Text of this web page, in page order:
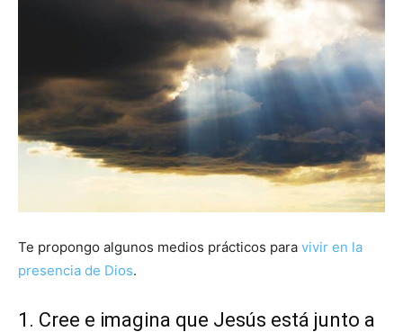
Te propongo algunos medios prácticos para vivir en la
presencia de Dios.
1. Cree e imagina que Jesús está junto a